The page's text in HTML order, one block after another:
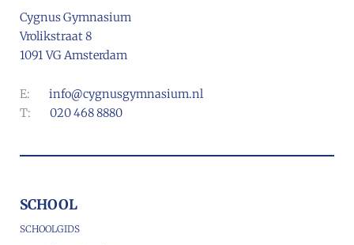
Cygnus Gymnasium
Vrolikstraat 8
1091 VG Amsterdam
E: info@cygnusgymnasium.nl
T: 020 468 8880
SCHOOL
SCHOOLGIDS